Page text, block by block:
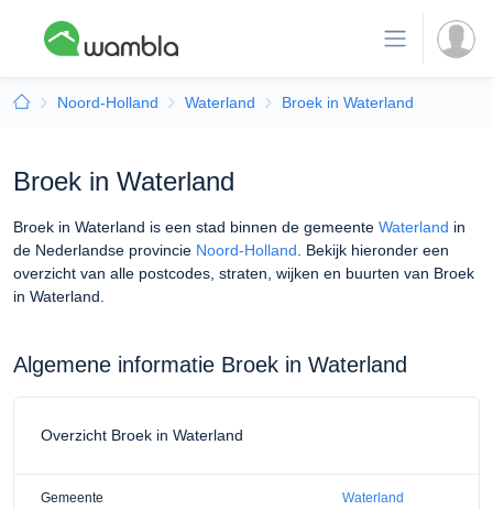
Noord-Holland Waterland Broek in Waterland
Broek in Waterland
Broek in Waterland is een stad binnen de gemeente Waterland in
de Nederlandse provincie Noord-Holland . Bekijk hieronder een
overzicht van alle postcodes, straten, wijken en buurten van Broek
in Waterland.
Algemene informatie Broek in Waterland
Overzicht Broek in Waterland
Gemeente Waterland